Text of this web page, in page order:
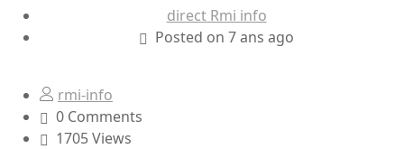
direct Rmi info
Posted on 7 ans ago
rmi-info
0 Comments
1705 Views